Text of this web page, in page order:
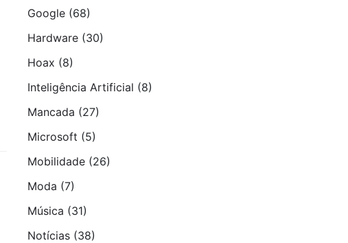
Google (68)
Hardware (30)
Hoax (8)
Inteligência Artificial (8)
Mancada (27)
Microsoft (5)
Mobilidade (26)
Moda (7)
Música (31)
Notí­cias (38)